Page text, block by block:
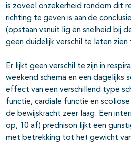
is zoveel onzekerheid rondom dit
richting te geven is aan de
(opstaan vanuit lig en snelheid bij
geen duidelijk verschil te laten zien
Er lijkt geen verschil te zijn in
weekend schema en een dagelijks
effect van een verschillend type
functie, cardiale functie en
de bewijskracht zeer laag. Een
op, 10 af) prednison lijkt een
met betrekking tot het gewicht